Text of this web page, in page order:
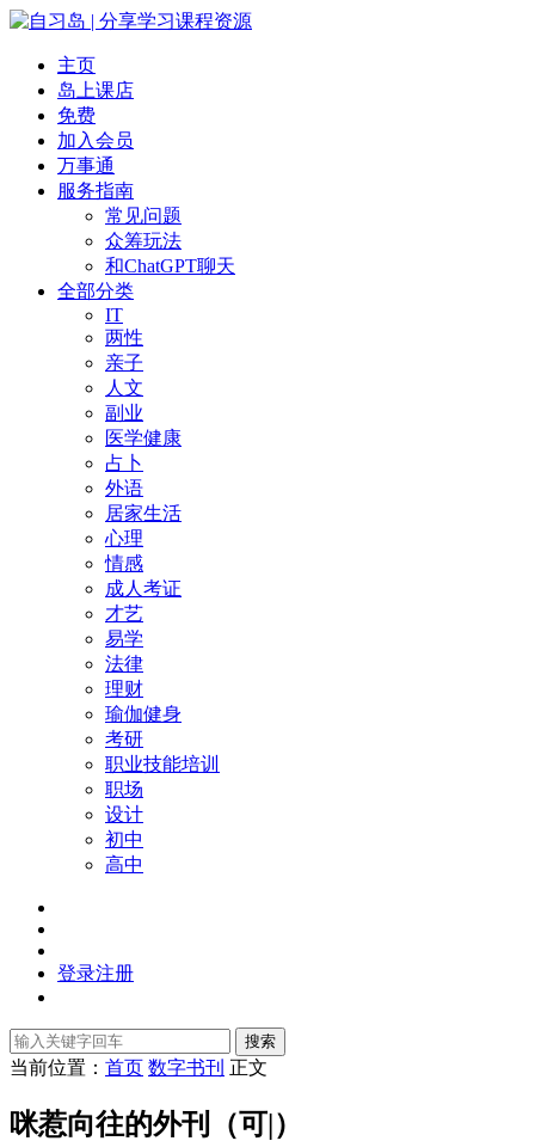
主页
岛上课店
免费
加入会员
万事通
服务指南
常见问题
众筹玩法
和ChatGPT聊天
全部分类
IT
两性
亲子
人文
副业
医学健康
占卜
外语
居家生活
心理
情感
成人考证
才艺
易学
法律
理财
瑜伽健身
考研
职业技能培训
职场
设计
初中
高中
登录注册
搜索
当前位置： 首页 数字书刊 正文
咪惹向往的外刊（可|）